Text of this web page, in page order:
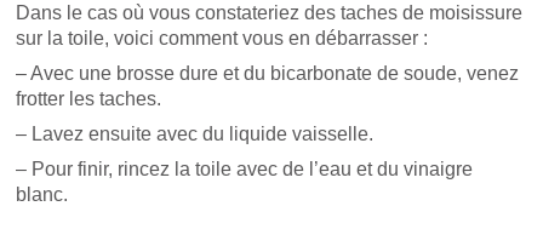
Dans le cas où vous constateriez des taches de moisissure
sur la toile, voici comment vous en débarrasser :
– Avec une brosse dure et du bicarbonate de soude, venez
frotter les taches.
– Lavez ensuite avec du liquide vaisselle.
– Pour finir, rincez la toile avec de l’eau et du vinaigre
blanc.